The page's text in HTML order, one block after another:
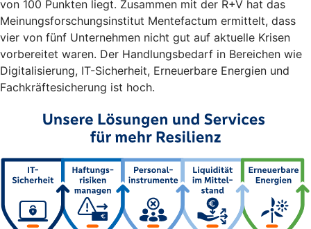
von 100 Punkten liegt. Zusammen mit der R+V hat das
Meinungsforschungsinstitut Mentefactum ermittelt, dass
vier von fünf Unternehmen nicht gut auf aktuelle Krisen
vorbereitet waren. Der Handlungsbedarf in Bereichen wie
Digitalisierung, IT-Sicherheit, Erneuerbare Energien und
Fachkräftesicherung ist hoch.